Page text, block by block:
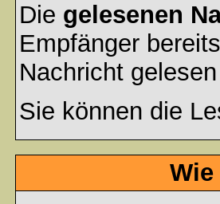
Die gelesenen
Empfänger
Nachricht
Sie können die